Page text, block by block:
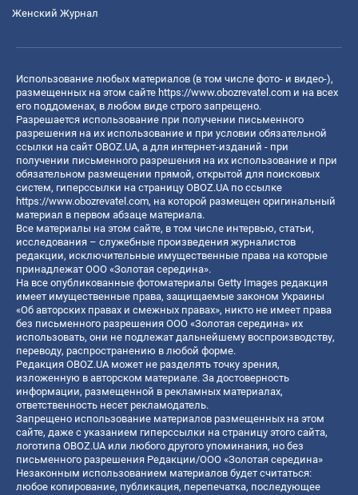
Женский Журнал
Использование любых материалов (в том числе фото- и видео-),
размещенных на этом сайте https://www.obozrevatel.com и на всех
его поддоменах, в любом виде строго запрещено.
Разрешается использование при получении письменного
разрешения на их использование и при условии обязательной
ссылки на сайт OBOZ.UA, а для интернет-изданий - при
получении письменного разрешения на их использование и при
обязательном размещении прямой, открытой для поисковых
систем, гиперссылки на страницу OBOZ.UA по ссылке
https://www.obozrevatel.com, на которой размещен оригинальный
материал в первом абзаце материала.
Все материалы на этом сайте, в том числе интервью, статьи,
исследования – служебные произведения журналистов
редакции, исключительные имущественные права на которые
принадлежат ООО «Золотая середина».
На все опубликованные фотоматериалы Getty Images редакция
имеет имущественные права, защищаемые законом Украины
«Об авторских правах и смежных правах», никто не имеет права
без письменного разрешения ООО «Золотая середина» их
использовать, они не подлежат дальнейшему воспроизводству,
переводу, распространению в любой форме.
Редакция OBOZ.UA может не разделять точку зрения,
изложенную в авторском материале. За достоверность
информации, размещенной в рекламных материалах,
ответственность несет рекламодатель.
Запрещено использование материалов размещенных на этом
сайте, даже с указанием гиперссылки на страницу этого сайта,
логотипа OBOZ.UA или любого другого упоминания, но без
письменного разрешения Редакции/ООО «Золотая середина»
Незаконным использованием материалов будет считаться:
любое копирование, публикация, перепечатка, последующее